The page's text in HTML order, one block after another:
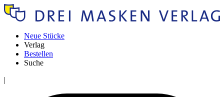
Neue Stücke
Verlag
Bestellen
Suche
|